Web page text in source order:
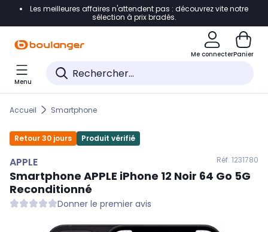
Accéder directement à la navigation
Accéder directement au pied de page
Accéder directement au chatbot
Les meilleures affaires n'attendent pas : découvrez vite notre
sélection à prix bradés.
Me connecterPanier
Menu
Accueil Smartphone
Retour 30 jours Produit vérifié
APPLE Réf. 1231780
Smartphone APPLE iPhone 12 Noir 64 Go 5G
Reconditionné
Donner le premier avis